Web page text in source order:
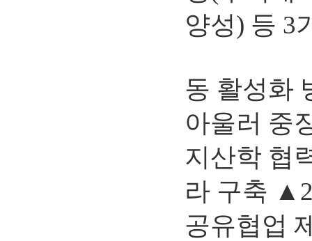
양성) 등 3
동 활성화
아울러 중
지산학 협
라 구축
공유협업